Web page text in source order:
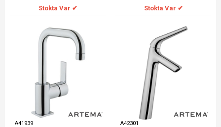
Stokta Var ✔ Stokta Var ✔
A41939 A42301